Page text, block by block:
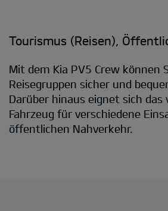
Tourismus (Reisen),
Mit dem Kia PV5 Crew können
Reisegruppen sicher und
Darüber hinaus eignet sich das
Fahrzeug für verschiedene
öffentlichen Nahverkehr.